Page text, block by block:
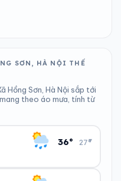
SƠN, HÀ NỘI THẾ
Hồng Sơn, Hà Nội sắp tới
theo áo mưa, tính từ
36° 27°
▾